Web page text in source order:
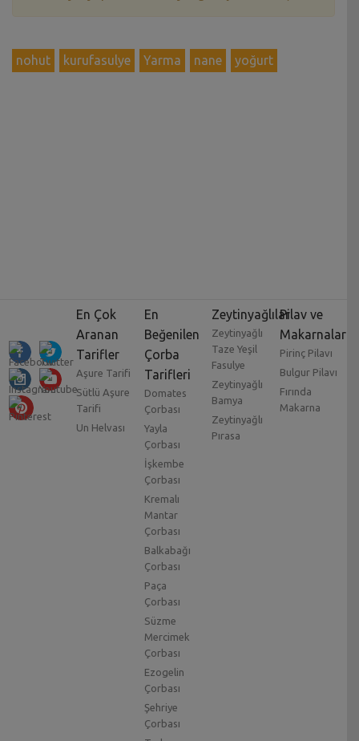
nohut kurufasulye Yarma nane yoğurt
En Çok
Aranan
Tarifler
Aşure Tarifi
Sütlü Aşure
Tarifi
Un Helvası
En
Beğenilen
Çorba
Tarifleri
Domates
Çorbası
Yayla
Çorbası
İşkembe
Çorbası
Kremalı
Mantar
Çorbası
Balkabağı
Çorbası
Paça
Çorbası
Süzme
Mercimek
Çorbası
Ezogelin
Çorbası
Şehriye
Çorbası
Zeytinyağlılar
Zeytinyağlı
Taze Yeşil
Fasulye
Zeytinyağlı
Bamya
Zeytinyağlı
Pırasa
Pilav ve
Makarnalar
Pirinç Pilavı
Bulgur Pilavı
Fırında
Makarna